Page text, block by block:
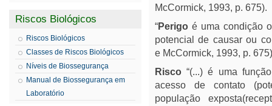
Riscos Biológicos
Riscos Biológicos
Classes de Riscos Biológicos
Níveis de Biossegurança
Manual de Biossegurança em
Laboratório
McCormick, 1993, p. 675).
“Perigo é uma condição
potencial de causar ou
e McCormick, 1993, p.
Risco“(...) é uma
acesso de contato
população